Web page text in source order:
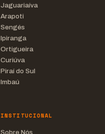
Jaguariaíva
Arapoti
Sengés
Ipiranga
Ortigueira
Curiúva
Piraí do Sul
Imbaú
INSTITUCIONAL
Sobre Nós